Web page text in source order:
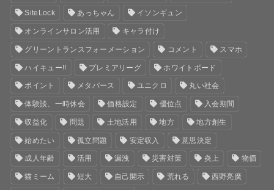
SiteLock あっちゃん イソンギュン
オンラインサロン活用 キャラ付け
グリーントランスフォーメーション コメント スマホ
ハイキュー!! プレミアリーグ ホワイトボード
ポイント メタバース ユニクロ 丸い社会
体験談、一時休会 価格設定 優位点 入会期間
収益化 問題 土地活用 地方 地方創生
始めたい 孤立問題 安定収入 意思決定
成人年齢 活用 漏洩 災害対策 炎上 物価
猫ミーム 短大 自己開示 荒れる 西野亮廣